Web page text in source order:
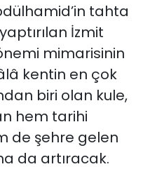
tahta
yaptırılan İzmit
mimarisinin
kentin en çok
biri olan kule,
hem tarihi
de şehre gelen
da artıracak.